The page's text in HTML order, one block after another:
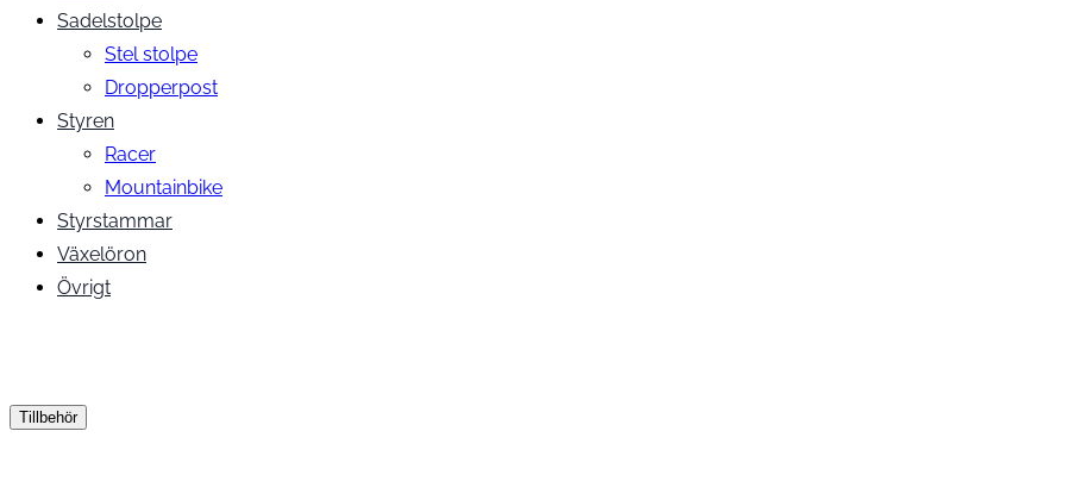
Sadelstolpe
Stel stolpe
Dropperpost
Styren
Racer
Mountainbike
Styrstammar
Växelöron
Övrigt
Tillbehör